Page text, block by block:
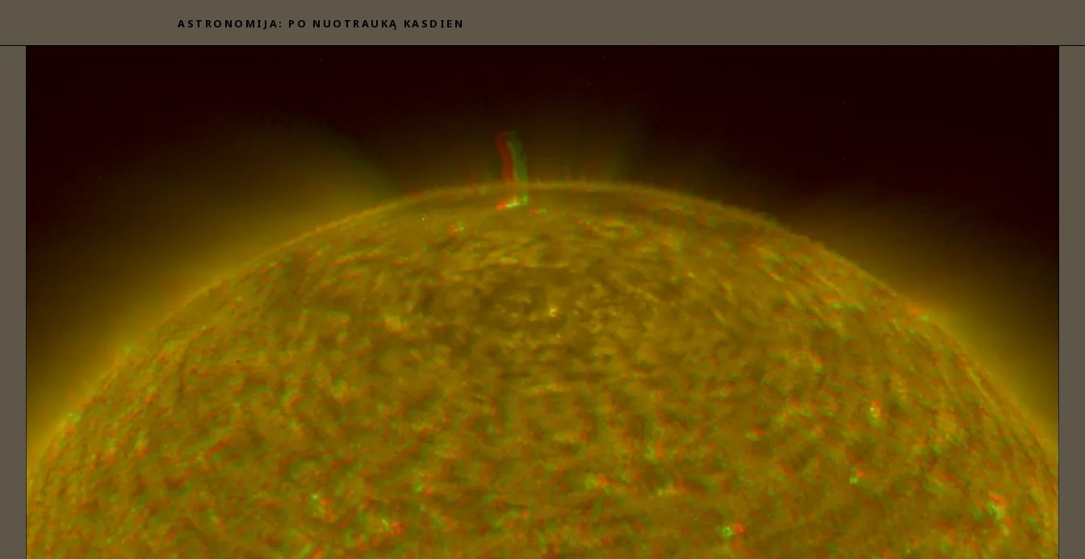
turinio
ASTRONOMIJA: PO NUOTRAUKĄ KASDIEN